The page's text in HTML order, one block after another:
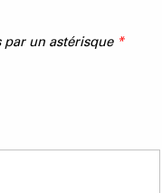
un astérisque *